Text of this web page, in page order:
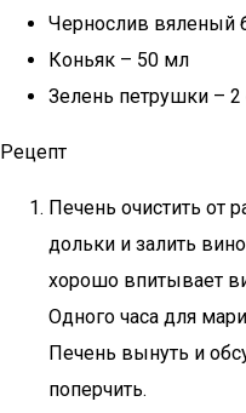
Чернослив вяленый
Коньяк – 50 мл
Зелень петрушки –
Рецепт
Печень очистить от
дольки и залить
хорошо впитывает
Одного часа для
Печень вынуть и
поперчить.